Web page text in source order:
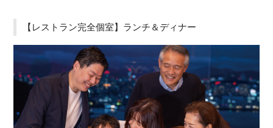
【レストラン完全個室】ランチ＆ディナー